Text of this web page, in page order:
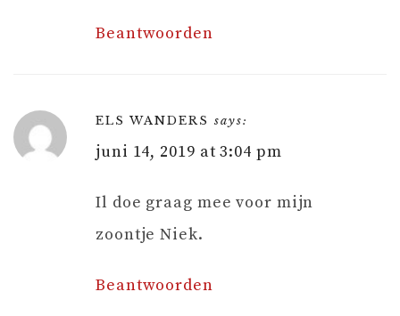
Beantwoorden
ELS WANDERS says:
juni 14, 2019 at 3:04 pm
Il doe graag mee voor mijn
zoontje Niek.
Beantwoorden